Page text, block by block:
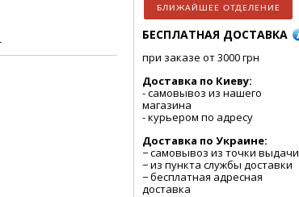
БЛИЖАЙШЕЕ ОТДЕЛЕНИЕ
БЕСПЛАТНАЯ ДОСТАВКА
при заказе от 3000 грн
Доставка по Киеву:
- cамовывоз из нашего
магазина
- курьером по адресу
Доставка по Украине:
− самовывоз из точки выдачи
− из пункта службы доставки
− бесплатная адресная
доставка